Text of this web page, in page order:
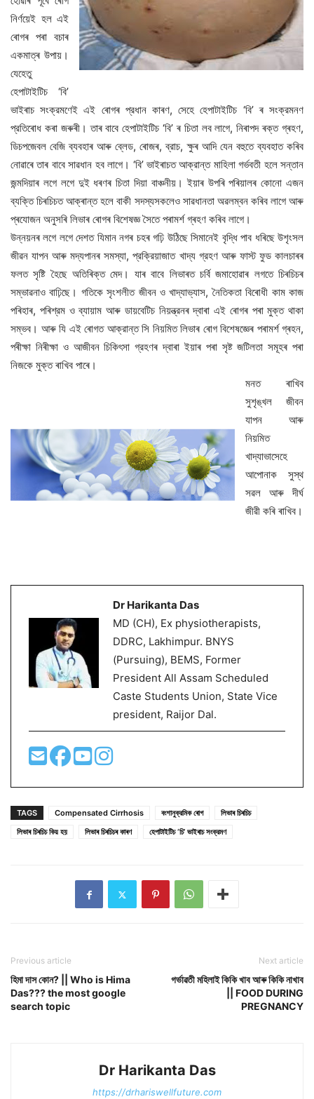
নির্ণয়েই হল এই
ৰোগৰ পৰা বচাৰ
একমাত্ৰ উপায়।
যেহেতু
হেপাটাইটিচ ‘বি’
ভাইৰাচ সংক্রমণেই এই ৰোগৰ প্রধান কাৰণ, সেহে হেপাটাইটিচ ‘বি’ ৰ সংক্রমনণ
প্রতিৰোধ কৰা জৰুৰী। তাৰ বাবে হেপাটাইটিচ ‘বি’ ৰ চিতা লব লাগে, নিৰাপদ ৰক্ত গ্ৰহণ,
ডিচপজেবল বেজি ব্যবহাৰ আৰু ব্লেড, ৰোজৰ, ব্রাচ, ক্ষুৰ আদি যেন বহুতে ব্যবহাত কৰিব
নোৱাৰে তাৰ বাবে সাৱধান হব লাগে। ‘বি’ ভাইৰাচত আক্রান্ত মাহিলা গর্ভবতী হলে সন্তান
জন্মদিয়াৰ লগে লগে দুই ধৰণৰ চিতা দিয়া বাঞ্চনীয়। ইয়াৰ উপৰি পৰিয়ালৰ কোনো এজন
ব্যক্তি চিৰচিচত আক্ৰান্ত হলে বাকী সদস্যসকলেও সাৱধানতা অৱলম্বন কৰিব লাগে আৰু
প্ৰযোজন অনুসৰি লিভাৰ ৰোগৰ বিশেষজ্ঞ সৈতে পৰামৰ্শ গ্ৰহণ কৰিব লাগে।
উন্নয়নৰ লগে লগে দেশত যিমান নগৰ চহৰ গঢ়ি উঠিছে সিমানেই বৃদ্ধি পাব ধৰিছে উশৃংসল
জীৱন যাপন আৰু মদ্যপানৰ সমস্যা, প্রক্রিয়াজাত খাদ্য গ্রহণ আৰু ফাস্ট ফুড কালচাৰৰ
ফলত সৃষ্টি হৈছে অতিৰিক্ত মেদ। যাৰ বাবে লিভাৰত চর্বি জমাহোৱাৰ লগতে চিৰচিচৰ
সম্ভাৱনাও বাঢ়িছে। গতিকে সৃংশলীত জীবন ও খাদ্যাভ্যাস, নৈতিকতা বিৰোধী কাম কাজ
পৰিহাৰ, পৰিশ্রম ও ব্যায়াম আৰু ডায়বেটিচ নিয়ন্ত্রনৰ দ্বাৰা এই ৰোগৰ পৰা মুক্ত থাকা
সম্ভব। আৰু যি এই ৰোগত আক্রান্ত সি নিয়মিত লিভাৰ ৰোগ বিশেষজ্ঞেৰ পৰামর্শ গ্ৰহন,
পৰীক্ষা নিৰীক্ষা ও আজীবন চিকিৎসা গ্রহণৰ দ্বাৰা ইয়াৰ পৰা সৃষ্ট জটিলতা সমূহৰ পৰা
নিজকে মুক্ত ৰাখিব পাৰে।
মনত ৰাখিব
সুশৃঙ্খল জীবন
যাপন আৰু
নিয়মিত
খাদ্যাভাসেহে
আপোনাক সুস্থ
সৱল আৰু দীৰ্ঘ
জীৱী কৰি ৰাখিব।
Dr Harikanta Das
MD (CH), Ex physiotherapists,
DDRC, Lakhimpur. BNYS
(Pursuing), BEMS, Former
President All Assam Scheduled
Caste Students Union, State Vice
president, Raijor Dal.
TAGS Compensated Cirrhosis বংশানুক্রমিক ৰোগ
লিভাৰ চিৰচিচ
লিভাৰ চিৰচিচ কিয় হয়
লিভাৰ চিৰচিচৰ কাৰণ হেপাটাইটিচ ‘চি’ ভাইৰাচ সংক্রমণ
Previous article
হিমা দাস কোন? || Who is Hima
Das??? the most google
search topic
Next article
গৰ্ভাৱতী মহিলাই কিকি খাব আৰু কিকি নাখাব
|| FOOD DURING
PREGNANCY
Dr Harikanta Das
https://drhariswellfuture.com